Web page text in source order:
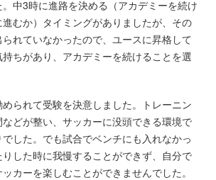
中3時に進路を決める（アカデミーを続け
むか）タイミングがありましたが、その
れていなかったので、ユースに昇格して
ちがあり、アカデミーを続けることを選
られて受験を決意しました。トレーニン
どが整い、サッカーに没頭できる環境で
した。でも試合でベンチにも入れなかっ
した時に我慢することができず、自分で
カーを楽しむことができませんでした。